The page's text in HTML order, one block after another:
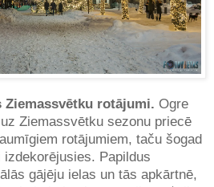
Ziemassvētku rotājumi. Ogre
Ziemassvētku sezonu priecē
rotājumiem, taču šogad
Papildus
gājēju ielas un tās apkārtnē,